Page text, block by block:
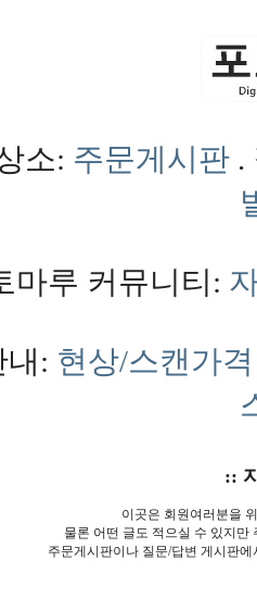
소: 주문게시판 .
마루 커뮤니티:
내: 현상/스캔가격
::
이곳은 회원여러분을
물론 어떤 글도 적으실 수 있지만
주문게시판이나 질문/답변 게시판